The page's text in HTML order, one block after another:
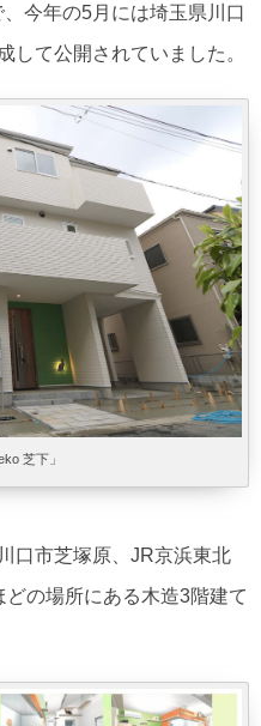
今年の5月には埼玉県川口
して公開されていました。
芝下」
口市芝塚原、JR京浜東北
の場所にある木造3階建て